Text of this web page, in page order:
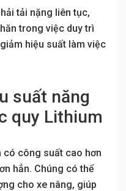
tải nặng liên tục,
trong việc duy trì
hiệu suất làm việc
suất năng
quy Lithium
có công suất cao hơn
hẳn. Chúng có thể
cho xe nâng, giúp